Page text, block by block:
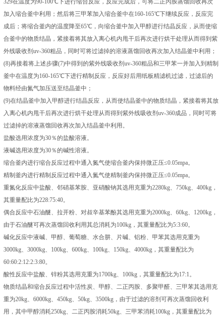
329在温度为90-100℃下进行缩合反应，反应完成后，可将二正丙胺蒸馏回收再次
加入缩合釜中利用；然后将三甲苯加入缩合釜中在160-165℃下继续反应，反应完
成后；将缩合釜内的温度降至65℃，向缩合釜中加入甲醇进行结晶反应，从而使缩
合釜中的物质结晶，紧接着将其放入离心机内甩干后再次进行烘干处理从而得到紫
外线吸收剂uv-360粗品，同时可将过滤掉的溶液蒸馏回收再次加入结晶釜中利用；
(8)再接着将上述步骤(7)中得到的紫外线吸收剂uv-360粗品和三甲苯一并加入到精制
釜中在温度为160-165℃下进行精制反应，反应好后用纸板精滤机过滤，过滤后的
物料经由氮气加压送至结晶釜中；
(9)在结晶釜中加入甲醇进行结晶反应，从而使结晶釜中的物质结晶，紧接着将其放
入离心机内甩干后再次进行烘干处理从而得到紫外线吸收剂uv-360成品，同时可将
过滤掉的溶液蒸馏回收再次加入结晶釜中利用。
盐酸选用浓度为30％的盐酸溶液。
液碱选用浓度为30％的碱性溶液。
缩合釜内进行缩合反应过程中通入氮气使缩合釜内保持微正压≤0.05mpa。
精制釜内进行精制反应过程中通入氮气使精制釜内保持微正压≤0.05mpa。
重氮化反应中盐酸、邻硝基苯胺、亚硝酸钠其选用克重为2280kg、750kg、400kg，
其重量配比为228:75:40。
偶合反应中石油醚、拉开粉、对叔辛基苯酚其选用克重为2000kg、60kg、1200kg，
由于石油醚可再次蒸馏回收利用其总消耗为100kg，其重量配比为5:3:60。
碱化反应中液碱、甲醇、葡萄糖、水合肼、片碱、铝粉、甲苯其选用克重为
3000kg、3000kg、100kg、600kg、100kg、150kg、4000kg，其重量配比为
60:60:2:12:2:3:80。
酸性反应中盐酸、锌粉其选用克重为1700kg、100kg，其重量配比为17:1。
物质结晶和缩合反应过程中活性炭、甲醇、二正丙胺、多聚甲醛、三甲苯其选用克
重为20kg、6000kg、450kg、50kg、3500kg，由于过滤的溶剂可再次蒸馏回收利
用，其中甲醇消耗250kg、二正丙胺消耗50kg、三甲苯消耗100kg，其重量配比为